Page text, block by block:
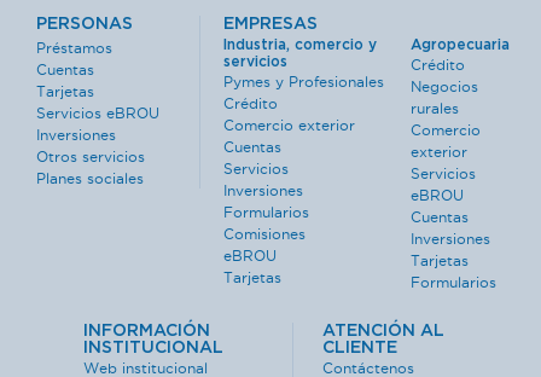
PERSONAS
Préstamos
Cuentas
Tarjetas
Servicios eBROU
Inversiones
Otros servicios
Planes sociales
EMPRESAS
Industria, comercio y
servicios
Pymes y Profesionales
Crédito
Comercio exterior
Cuentas
Servicios
Inversiones
Formularios
Comisiones
eBROU
Tarjetas
Agropecuaria
Crédito
Negocios
rurales
Comercio
exterior
Servicios
eBROU
Cuentas
Inversiones
Tarjetas
Formularios
INFORMACIÓN
INSTITUCIONAL
Web institucional
ATENCIÓN AL
CLIENTE
Contáctenos